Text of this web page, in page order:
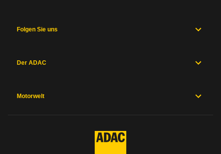
Folgen Sie uns
Der ADAC
Motorwelt